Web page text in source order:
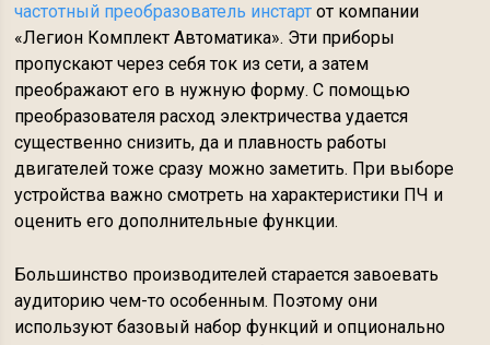
частотный преобразователь инстарт от компании
«Легион Комплект Автоматика». Эти приборы
пропускают через себя ток из сети, а затем
преображают его в нужную форму. С помощью
преобразователя расход электричества удается
существенно снизить, да и плавность работы
двигателей тоже сразу можно заметить. При выборе
устройства важно смотреть на характеристики ПЧ и
оценить его дополнительные функции.
Большинство производителей старается завоевать
аудиторию чем-то особенным. Поэтому они
используют базовый набор функций и опционально